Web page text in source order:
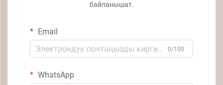
байланышат.
Email
0/100
WhatsApp